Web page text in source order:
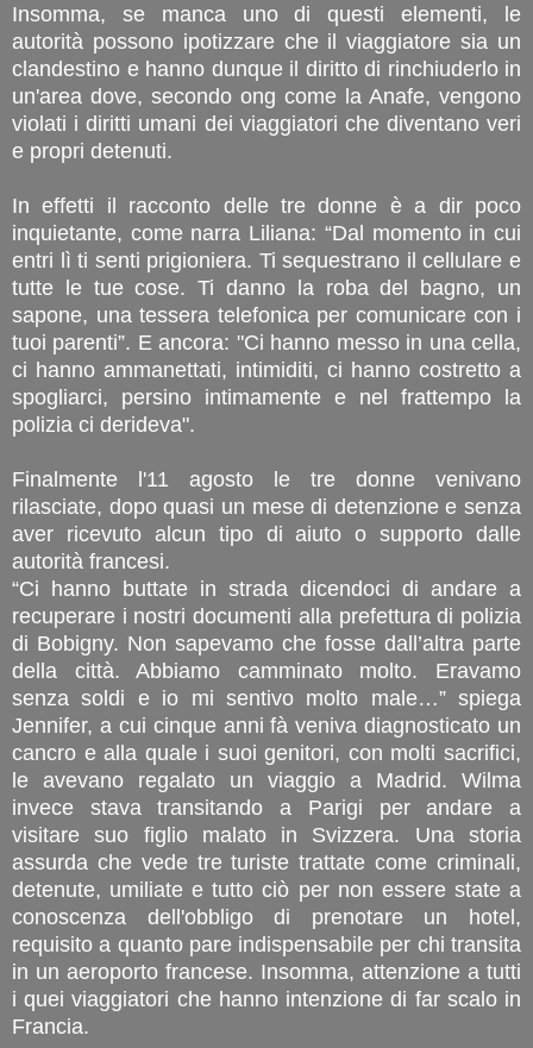
Insomma, se manca uno di questi elementi, le
autorità possono ipotizzare che il viaggiatore sia un
clandestino e hanno dunque il diritto di rinchiuderlo in
un'area dove, secondo ong come la Anafe, vengono
violati i diritti umani dei viaggiatori che diventano veri
e propri detenuti.
In effetti il racconto delle tre donne è a dir poco
inquietante, come narra Liliana: “Dal momento in cui
entri lì ti senti prigioniera. Ti sequestrano il cellulare e
tutte le tue cose. Ti danno la roba del bagno, un
sapone, una tessera telefonica per comunicare con i
tuoi parenti”. E ancora: "Ci hanno messo in una cella,
ci hanno ammanettati, intimiditi, ci hanno costretto a
spogliarci, persino intimamente e nel frattempo la
polizia ci derideva".
Finalmente l'11 agosto le tre donne venivano
rilasciate, dopo quasi un mese di detenzione e senza
aver ricevuto alcun tipo di aiuto o supporto dalle
autorità francesi.
“Ci hanno buttate in strada dicendoci di andare a
recuperare i nostri documenti alla prefettura di polizia
di Bobigny. Non sapevamo che fosse dall’altra parte
della città. Abbiamo camminato molto. Eravamo
senza soldi e io mi sentivo molto male…” spiega
Jennifer, a cui cinque anni fà veniva diagnosticato un
cancro e alla quale i suoi genitori, con molti sacrifici,
le avevano regalato un viaggio a Madrid. Wilma
invece stava transitando a Parigi per andare a
visitare suo figlio malato in Svizzera. Una storia
assurda che vede tre turiste trattate come criminali,
detenute, umiliate e tutto ciò per non essere state a
conoscenza dell'obbligo di prenotare un hotel,
requisito a quanto pare indispensabile per chi transita
in un aeroporto francese. Insomma, attenzione a tutti
i quei viaggiatori che hanno intenzione di far scalo in
Francia.